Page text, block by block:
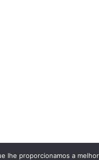
lhe proporcionamos a